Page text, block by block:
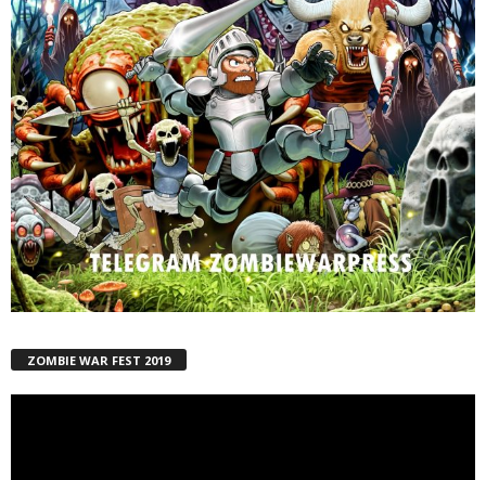
ZOMBIE WAR FEST 2019